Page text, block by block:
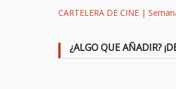
CARTELERA DE CINE |
¿ALGO QUE AÑADIR?